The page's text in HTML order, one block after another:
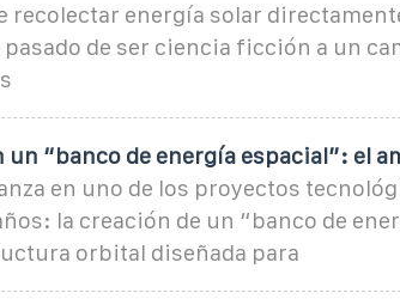
recolectar energía solar
pasado de ser ciencia ficción a un
un “banco de energía espacial”: el
en uno de los proyectos
la creación de un “banco de
orbital diseñada para